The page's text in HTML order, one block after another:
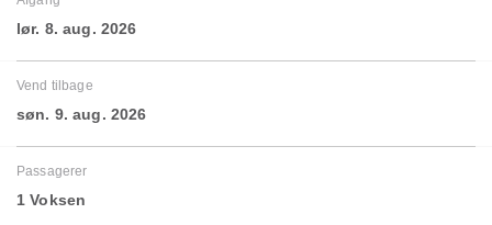
lør. 8. aug. 2026
Vend tilbage
søn. 9. aug. 2026
Passagerer
1 Voksen